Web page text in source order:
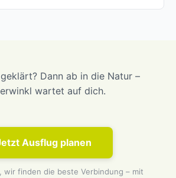
Dann ab in die Natur –
wartet auf dich.
Ausflug planen
wir finden die beste Verbindung – mit